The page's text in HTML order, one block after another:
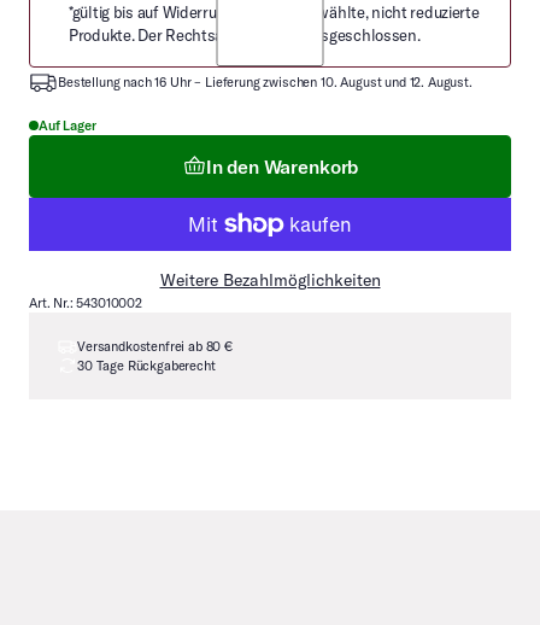
*gültig bis auf Widerruf nur auf ausgewählte, nicht reduzierte
Produkte. Der Rechtsanspruch ist ausgeschlossen.
Bestellung nach 16 Uhr – Lieferung zwischen 10. August und 12. August.
Auf Lager
In den Warenkorb
Weitere Bezahlmöglichkeiten
Art. Nr.: 543010002
Versandkostenfrei ab 80 €
30 Tage Rückgaberecht